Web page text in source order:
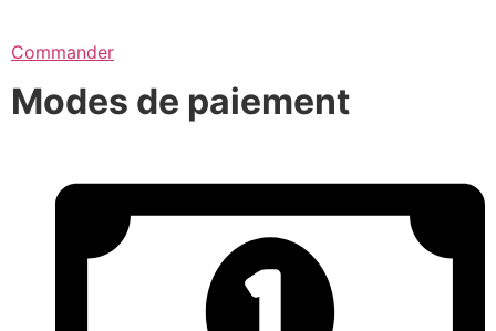
Commander
Modes de paiement